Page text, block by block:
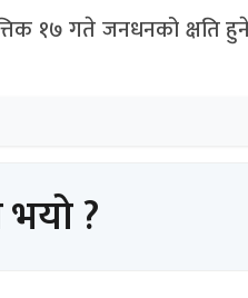
१७ गते जनधनको क्षति
?